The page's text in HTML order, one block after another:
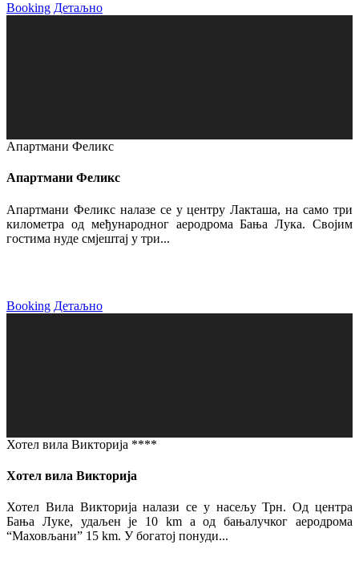
Booking Детаљно
Апартмани Феликс
Апартмани Феликс
Апартмани Феликс налазе се у центру Лакташа, на само три
километра од међународног аеродрома Бања Лука. Својим
гостима нуде смјештај у три...
Booking Детаљно
Хотел вила Викторија ****
Хотел вила Викторија
Хотел Вила Викторија налази се у насељу Трн. Од центра
Бања Луке, удаљен је 10 km а од бањалучког аеродрома
“Маховљани” 15 km. У богатој понуди...